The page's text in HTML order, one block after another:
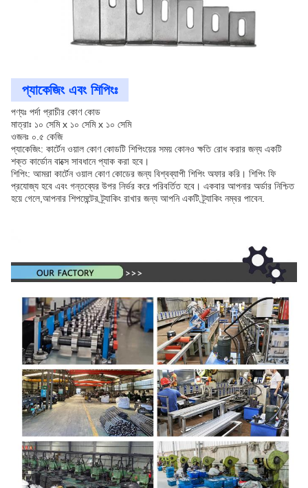
প্যাকেজিং এবং শিপিংঃ
পণ্যঃ পর্দা প্রাচীর কোণ কোড
মাত্রাঃ ১০ সেমি x ১০ সেমি x ১০ সেমি
ওজনঃ ০.৫ কেজি
প্যাকেজিং: কার্টেন ওয়াল কোণ কোডটি শিপিংয়ের সময় কোনও ক্ষতি রোধ করার জন্য একটি
শক্ত কার্ডোন বাক্সে সাবধানে প্যাক করা হবে।
শিপিং: আমরা কার্টেন ওয়াল কোণ কোডের জন্য বিশ্বব্যাপী শিপিং অফার করি। শিপিং ফি
প্রযোজ্য হবে এবং গন্তব্যের উপর নির্ভর করে পরিবর্তিত হবে। একবার আপনার অর্ডার নিশ্চিত
হয়ে গেলে,আপনার শিপমেন্টের ট্র্যাকিং রাখার জন্য আপনি একটি ট্র্যাকিং নম্বর পাবেন.